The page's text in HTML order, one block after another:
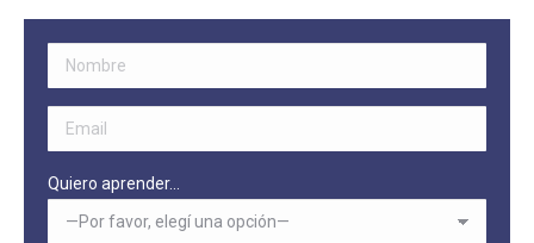
Quiero aprender...